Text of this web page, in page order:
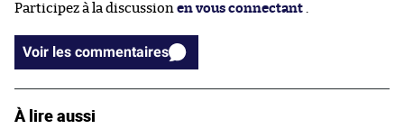
Participez à la discussion en vous connectant
Voir les commentaires
À lire aussi